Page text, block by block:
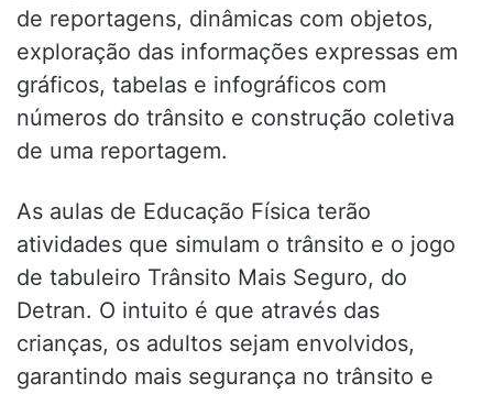
de reportagens, dinâmicas com objetos,
exploração das informações expressas em
gráficos, tabelas e infográficos com
números do trânsito e construção coletiva
de uma reportagem.
As aulas de Educação Física terão
atividades que simulam o trânsito e o jogo
de tabuleiro Trânsito Mais Seguro, do
Detran. O intuito é que através das
crianças, os adultos sejam envolvidos,
garantindo mais segurança no trânsito e